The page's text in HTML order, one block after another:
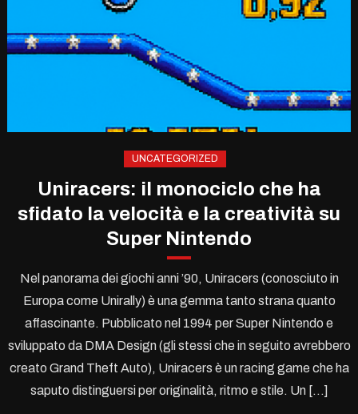
UNCATEGORIZED
Uniracers: il monociclo che ha
sfidato la velocità e la creatività su
Super Nintendo
Nel panorama dei giochi anni ’90, Uniracers (conosciuto in
Europa come Unirally) è una gemma tanto strana quanto
affascinante. Pubblicato nel 1994 per Super Nintendo e
sviluppato da DMA Design (gli stessi che in seguito avrebbero
creato Grand Theft Auto), Uniracers è un racing game che ha
saputo distinguersi per originalità, ritmo e stile. Un […]